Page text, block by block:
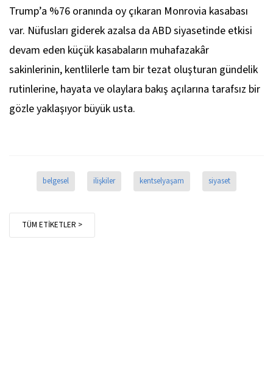
Trump’a %76 oranında oy çıkaran Monrovia kasabası
var. Nüfusları giderek azalsa da ABD siyasetinde etkisi
devam eden küçük kasabaların muhafazakâr
sakinlerinin, kentlilerle tam bir tezat oluşturan gündelik
rutinlerine, hayata ve olaylara bakış açılarına tarafsız bir
gözle yaklaşıyor büyük usta.
belgesel ilişkiler kentselyaşam siyaset
TÜM ETİKETLER >